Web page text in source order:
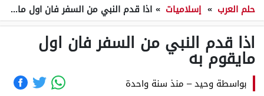
حلم العرب » إسلاميات » اذا قدم النبي من السفر فان اول مايقوم به
اذا قدم النبي من السفر فان اول
مايقوم به
بواسطة وحيد– منذ سنة واحدة